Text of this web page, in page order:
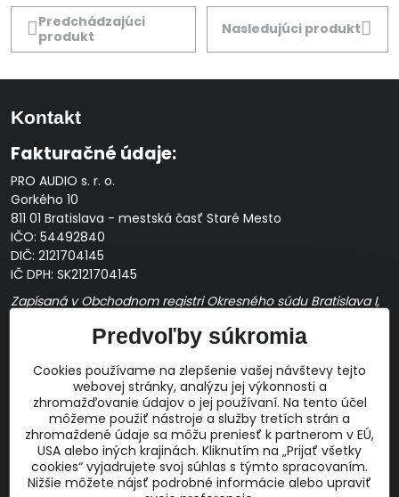
Predchádzajúci
produkt
Nasledujúci produkt
Kontakt
Fakturačné údaje:
PRO AUDIO s. r. o.
Gorkého 10
811 01 Bratislava - mestská časť Staré Mesto
IČO: 54492840
DIČ: 2121704145
IČ DPH: SK2121704145
Zapísaná v Obchodnom registri Okresného súdu Bratislava I,
Prevádzková doba: pracovné dni10:00 - 14:00
E-mail:
obchod@proaudio.sk
Bankové spojenie:
Slovenská sporiteľňa, a.s.
IBAN: SK48 0900 0000 0051 9050 9782
SWIFT: GIBASKBX
Predvoľby súkromia
Cookies používame na zlepšenie vašej návštevy tejto
webovej stránky, analýzu jej výkonnosti a
zhromažďovanie údajov o jej používaní. Na tento účel
môžeme použiť nástroje a služby tretích strán a
zhromaždené údaje sa môžu preniesť k partnerom v EÚ,
USA alebo iných krajinách. Kliknutím na „Prijať všetky
cookies“ vyjadrujete svoj súhlas s týmto spracovaním.
Nižšie môžete nájsť podrobné informácie alebo upraviť